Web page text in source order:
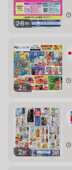
26枚
2枚
2枚